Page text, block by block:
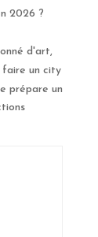
2026 ?
d'art,
faire un city
prépare un